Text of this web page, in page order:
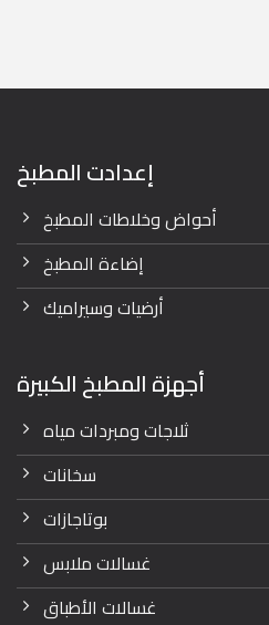
إعدادت المطبخ
أحواض وخلاطات المطبخ
إضاءة المطبخ
أرضيات وسيراميك
أجهزة المطبخ الكبيرة
ثلاجات ومبردات مياه
سخانات
بوتاجازات
غسالات ملابس
غسالات الأطباق